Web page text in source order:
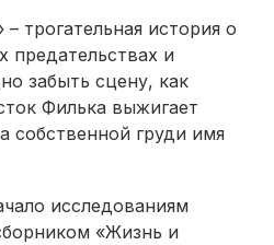
трогательная история о
предательствах и
забыть сцену, как
Филька выжигает
собственной груди имя
исследованиям
«Жизнь и